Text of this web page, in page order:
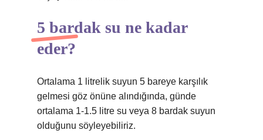
5 bardak su ne kadar
eder?
Ortalama 1 litrelik suyun 5 bareye karşılık
gelmesi göz önüne alındığında, günde
ortalama 1-1.5 litre su veya 8 bardak suyun
olduğunu söyleyebiliriz.